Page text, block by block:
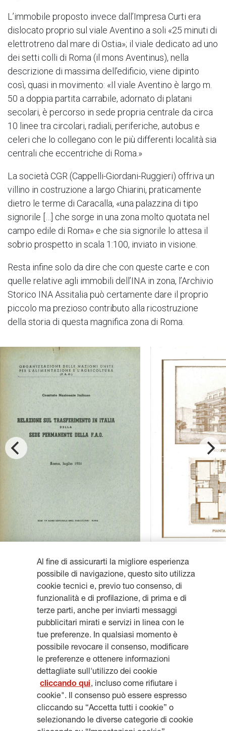
L’immobile proposto invece dall’Impresa Curti era
dislocato proprio sul viale Aventino a soli «25 minuti di
elettrotreno dal mare di Ostia»; il viale dedicato ad uno
dei setti colli di Roma (il mons Aventinus), nella
descrizione di massima dell’edificio, viene dipinto
così, quasi in movimento: «Il viale Aventino è largo m.
50 a doppia partita carrabile, adornato di platani
secolari, è percorso in sede propria centrale da circa
10 linee tra circolari, radiali, periferiche, autobus e
celeri che lo collegano con le più differenti località sia
centrali che eccentriche di Roma.»
La società CGR (Cappelli-Giordani-Ruggieri) offriva un
villino in costruzione a largo Chiarini, praticamente
dietro le terme di Caracalla, «una palazzina di tipo
signorile […] che sorge in una zona molto quotata nel
campo edile di Roma» e che sia signorile lo attesa il
sobrio prospetto in scala 1:100, inviato in visione.
Resta infine solo da dire che con queste carte e con
quelle relative agli immobili dell’INA in zona, l’Archivio
Storico INA Assitalia può certamente dare il proprio
piccolo ma prezioso contributo alla ricostruzione
della storia di questa magnifica zona di Roma.
Resta aggiornato, iscriviti alla
newsletter
ISCRIVITI
Al fine di assicurarti la migliore esperienza
possibile di navigazione, questo sito utilizza
cookie tecnici e, previo tuo consenso, di
funzionalità e di profilazione, di prima e di
terze parti, anche per inviarti messaggi
pubblicitari mirati e servizi in linea con le
tue preferenze. In qualsiasi momento è
possibile revocare il consenso, modificare
le preferenze e ottenere informazioni
dettagliate sull'utilizzo dei cookie
cliccando qui, incluso come rifiutare i
cookie". Il consenso può essere espresso
cliccando su “Accetta tutti i cookie” o
selezionando le diverse categorie di cookie